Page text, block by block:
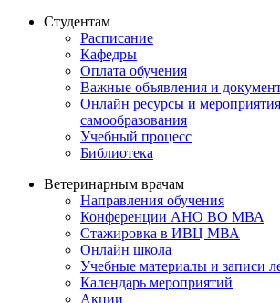
Студентам
Расписание
Кафедры
Оплата обучения
Важные объявления и
Онлайн ресурсы и
самообразования
Учебный процесс
Библиотека
Ветеринарным врачам
Направления обучения
Конференции АНО ВО МВА
Стажировка в ИВЦ МВА
Онлайн школа
Учебные материалы и записи
Календарь мероприятий
Акции